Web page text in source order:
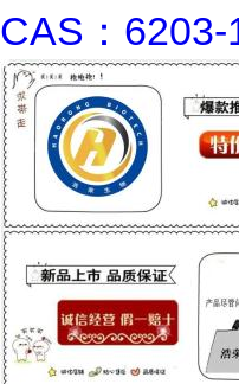
CAS：6203-